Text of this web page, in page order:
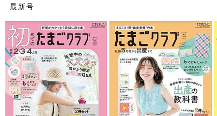
Amazonで購入する（送料無料）
楽天ブックスで購入する（送料無料）
前の話
怖い感染症から子ど
もの命を守ろう！
最初から読む
産後はすぐに準備を！
赤ちゃんに予防接種は
最新号